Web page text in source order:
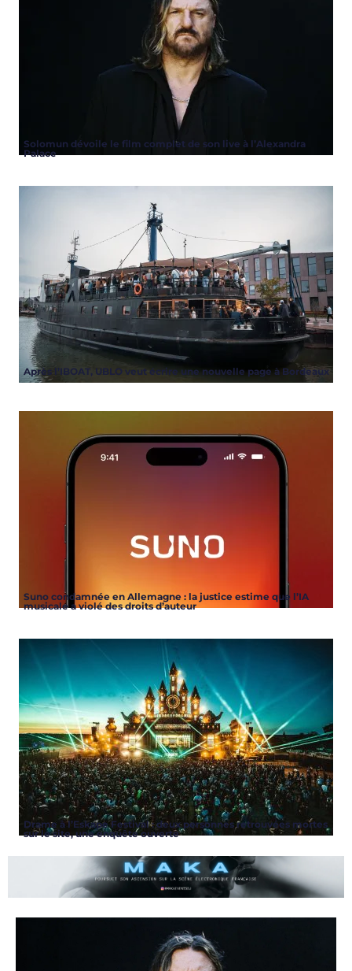
Solomun dévoile le film complet de son live à l’Alexandra
Palace
Après l’IBOAT, UBLO veut écrire une nouvelle page à Bordeaux
Suno condamnée en Allemagne : la justice estime que l’IA
musicale a violé des droits d’auteur
Drame à l’Eskape Festival : deux personnes retrouvées mortes
sur le site, une enquête ouverte